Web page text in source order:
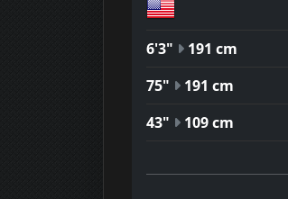
6'3" 191 cm
75"
191 cm
43"
109 cm